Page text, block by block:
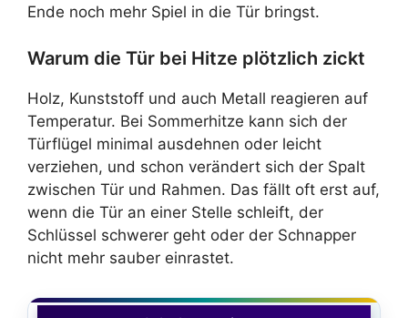
Ende noch mehr Spiel in die Tür bringst.
Warum die Tür bei Hitze plötzlich zickt
Holz, Kunststoff und auch Metall reagieren auf
Temperatur. Bei Sommerhitze kann sich der
Türflügel minimal ausdehnen oder leicht
verziehen, und schon verändert sich der Spalt
zwischen Tür und Rahmen. Das fällt oft erst auf,
wenn die Tür an einer Stelle schleift, der
Schlüssel schwerer geht oder der Schnapper
nicht mehr sauber einrastet.